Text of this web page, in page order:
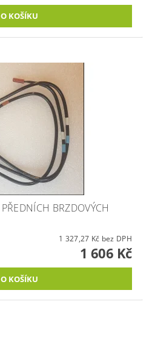
BRZDOVÝCH
1 327,27 Kč bez DPH
1 606 Kč